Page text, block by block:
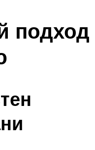
подход